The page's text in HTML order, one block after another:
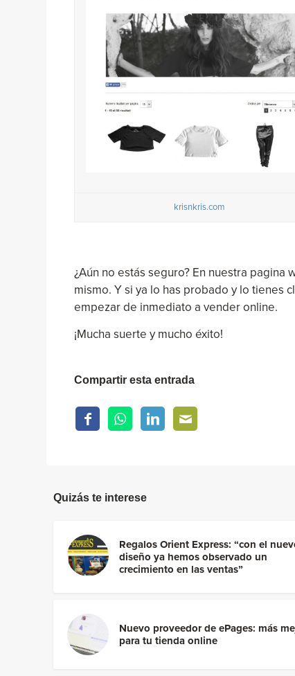
krisnkris.com
¿Aún no estás seguro? En nuestra pagina
mismo. Y si ya lo has probado y lo tienes
empezar de inmediato a vender online.
¡Mucha suerte y mucho éxito!
Compartir esta entrada
Quizás te interese
Regalos Orient Express: “con el
diseño ya hemos observado un
crecimiento en las ventas”
Nuevo proveedor de ePages: más
para tu tienda online